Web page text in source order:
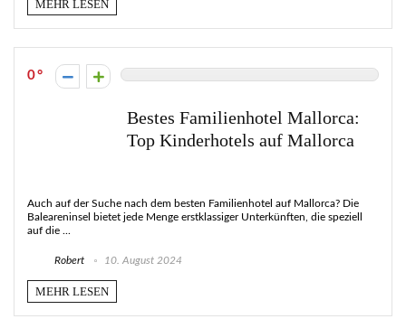
MEHR LESEN
0
Bestes Familienhotel Mallorca:
Top Kinderhotels auf Mallorca
Auch auf der Suche nach dem besten Familienhotel auf Mallorca? Die
Baleareninsel bietet jede Menge erstklassiger Unterkünften, die speziell
auf die ...
Robert 10. August 2024
MEHR LESEN